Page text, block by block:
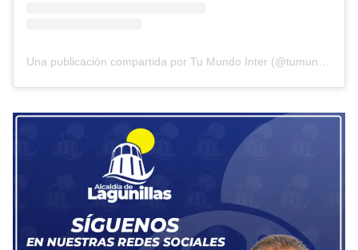
Una publicación compartida por Tu Mundo Inter (@tumundointer)